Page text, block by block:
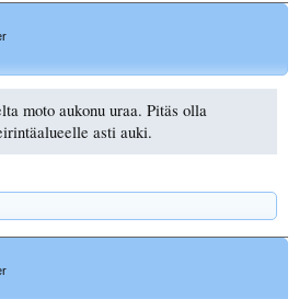
moto aukonu uraa. Pitäs olla
asti auki.